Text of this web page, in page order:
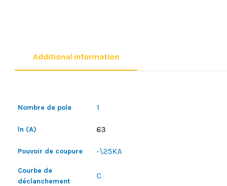
Additional information
Nombre de pole 1
ln (A) 63
Pouvoir de coupure -\25KA
Courbe de
déclanchement
C